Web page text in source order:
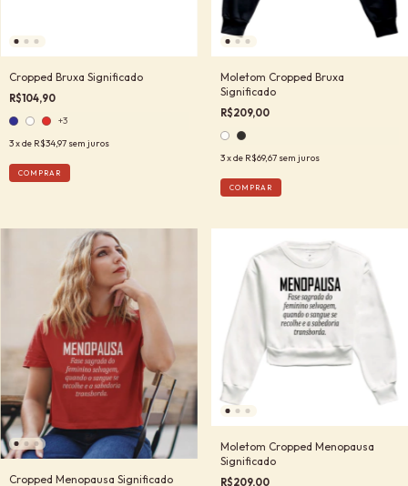
Cropped Bruxa Significado
R$104,90
+3
3x de R$34,97 sem juros
COMPRAR
Moletom Cropped Bruxa
Significado
R$209,00
3x de R$69,67 sem juros
COMPRAR
Cropped Menopausa Significado
Moletom Cropped Menopausa
Significado
R$209,00